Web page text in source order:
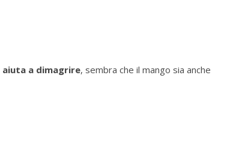
aiuta a dimagrire, sembra che il mango sia anche